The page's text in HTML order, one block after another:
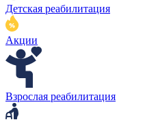
Детская реабилитация
Акции
Взрослая реабилитация